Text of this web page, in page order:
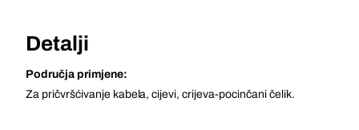
Detalji
Područja primjene:
Za pričvršćivanje kabela, cijevi, crijeva-pocinčani čelik.